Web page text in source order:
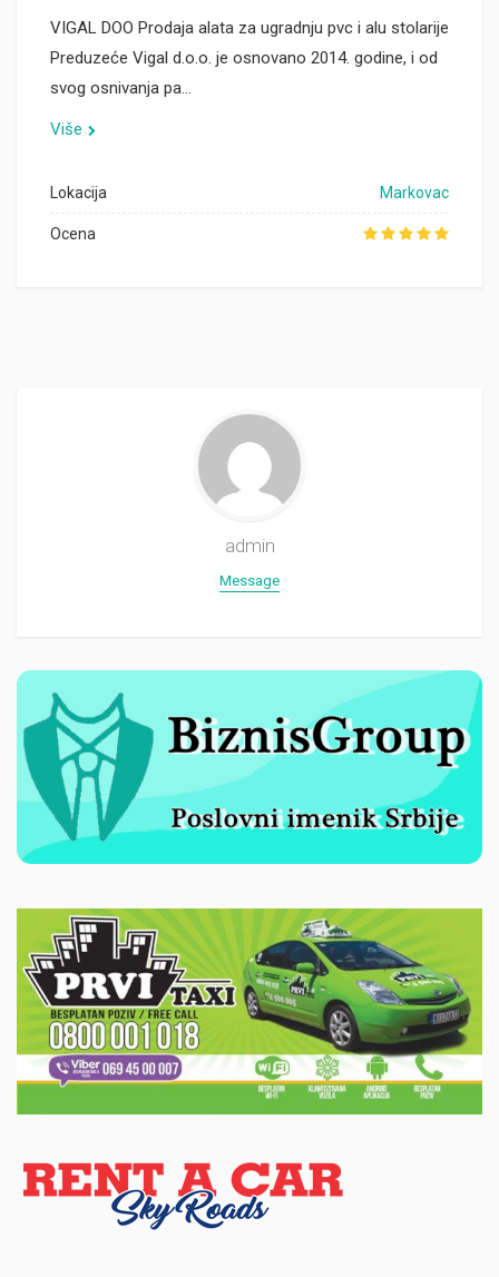
VIGAL DOO Prodaja alata za ugradnju pvc i alu stolarije
Preduzeće Vigal d.o.o. je osnovano 2014. godine, i od
svog osnivanja pa…
Više
Lokacija Markovac
Ocena
admin
Message